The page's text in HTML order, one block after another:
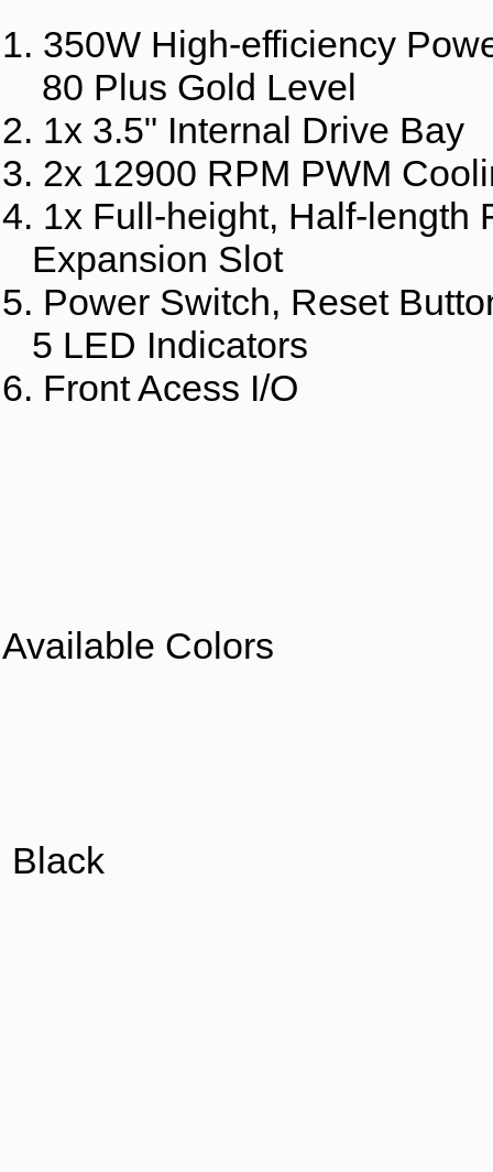
1. 350W High-efficiency
80 Plus Gold Level
2. 1x 3.5" Internal Drive Bay
3. 2x 12900 RPM PWM
4. 1x Full-height, Half-length
Expansion Slot
5. Power Switch, Reset
5 LED Indicators
6. Front Acess I/O
Available Colors
Black